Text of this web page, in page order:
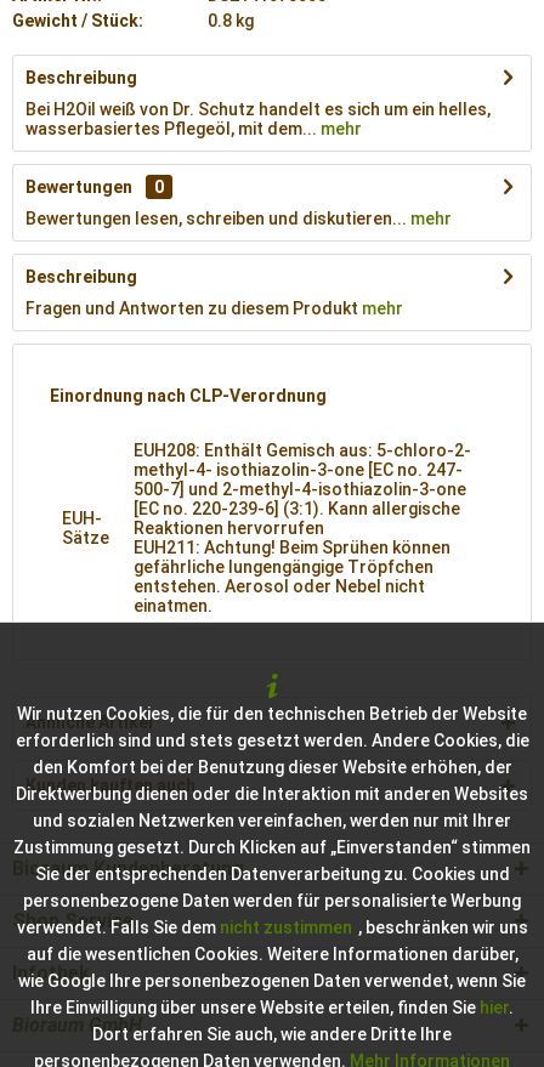
Gewicht / Stück:
0.8 kg
Beschreibung
Bei H2Oil weiß von Dr. Schutz handelt es sich um ein helles,
wasserbasiertes Pflegeöl, mit dem... mehr
Bewertungen
0
Bewertungen lesen, schreiben und diskutieren... mehr
Beschreibung
Fragen und Antworten zu diesem Produkt mehr
Einordnung nach CLP-Verordnung
EUH-
Sätze
EUH208: Enthält Gemisch aus: 5-chloro-2-
methyl-4- isothiazolin-3-one [EC no. 247-
500-7] und 2-methyl-4-isothiazolin-3-one
[EC no. 220-239-6] (3:1). Kann allergische
Reaktionen hervorrufen
EUH211: Achtung! Beim Sprühen können
gefährliche lungengängige Tröpfchen
entstehen. Aerosol oder Nebel nicht
einatmen.
Ähnliche Artikel
Kunden kauften auch
Bioraum Kundenberatung
Shop Service
Infothek
Bioraum GmbH
Wir nutzen Cookies, die für den technischen Betrieb der Website
erforderlich sind und stets gesetzt werden. Andere Cookies, die
den Komfort bei der Benutzung dieser Website erhöhen, der
Direktwerbung dienen oder die Interaktion mit anderen Websites
und sozialen Netzwerken vereinfachen, werden nur mit Ihrer
Zustimmung gesetzt. Durch Klicken auf „Einverstanden“ stimmen
Sie der entsprechenden Datenverarbeitung zu. Cookies und
personenbezogene Daten werden für personalisierte Werbung
verwendet. Falls Sie dem nicht zustimmen , beschränken wir uns
auf die wesentlichen Cookies. Weitere Informationen darüber,
wie Google Ihre personenbezogenen Daten verwendet, wenn Sie
Ihre Einwilligung über unsere Website erteilen, finden Sie hier.
Dort erfahren Sie auch, wie andere Dritte Ihre
personenbezogenen Daten verwenden. Mehr Informationen